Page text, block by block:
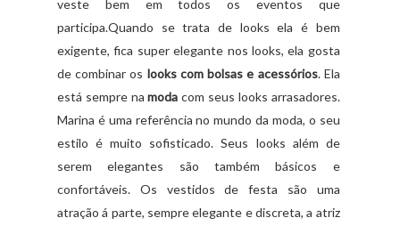
veste bem em todos os eventos que
participa.Quando se trata de looks ela é bem
exigente, fica super elegante nos looks, ela gosta
de combinar os looks com bolsas e acessórios. Ela
está sempre namoda com seus looks arrasadores.
Marina é uma referência no mundo da moda, o seu
estilo é muito sofisticado. Seus looks além de
serem elegantes são também básicos e
confortáveis. Os vestidos de festa são uma
atração á parte, sempre elegante e discreta, a atriz